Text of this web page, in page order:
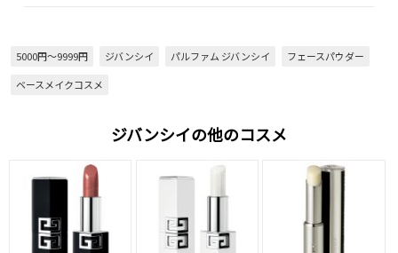
5000円～9999円 ジバンシイ パルファム ジバンシイ
フェースパウダー
ベースメイクコスメ
ジバンシイの他のコスメ